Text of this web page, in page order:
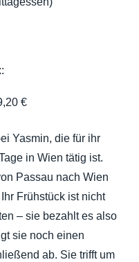
€
Yasmin, die für ihr
in Wien tätig ist.
Passau nach Wien
Frühstück ist nicht
– sie bezahlt es also
sie noch einen
ab. Sie trifft um